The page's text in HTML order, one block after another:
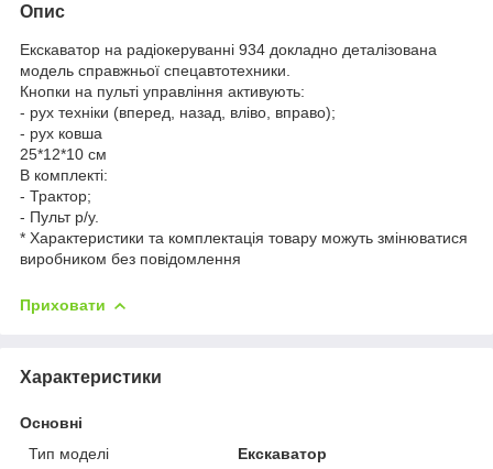
Опис
Екскаватор на радіокеруванні 934 докладно деталізована
модель справжньої спецавтотехники.
Кнопки на пульті управління активують:
- рух техніки (вперед, назад, вліво, вправо);
- рух ковша
25*12*10 см
В комплекті:
- Трактор;
- Пульт р/у.
* Характеристики та комплектація товару можуть змінюватися
виробником без повідомлення
Приховати
Характеристики
Основні
Тип моделі
Екскаватор